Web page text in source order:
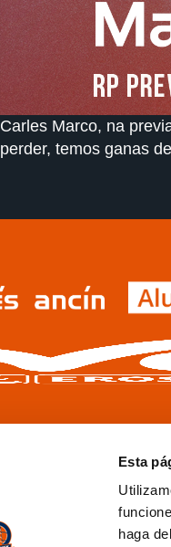
Esta
haga
Carles Marco, na
perder, temos ganas